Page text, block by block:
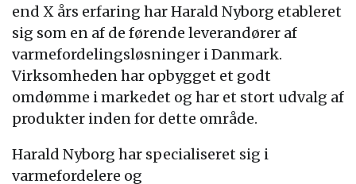
end X års erfaring har Harald Nyborg etableret
sig som en af de førende leverandører af
varmefordelingsløsninger i Danmark.
Virksomheden har opbygget et godt
omdømme i markedet og har et stort udvalg af
produkter inden for dette område.
Harald Nyborg har specialiseret sig i
varmefordelere og